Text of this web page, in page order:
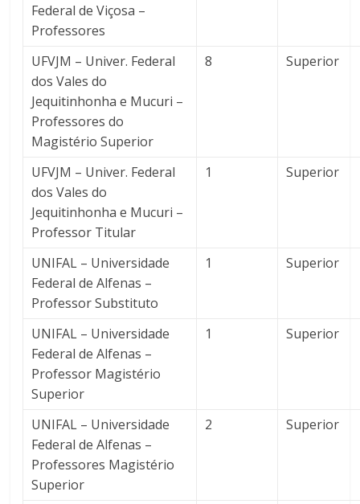
Federal de Viçosa –
Professores
UFVJM – Univer. Federal
dos Vales do
Jequitinhonha e Mucuri –
Professores do
Magistério Superior
8 Superior
UFVJM – Univer. Federal
dos Vales do
Jequitinhonha e Mucuri –
Professor Titular
1 Superior
UNIFAL – Universidade
Federal de Alfenas –
Professor Substituto
1 Superior
UNIFAL – Universidade
Federal de Alfenas –
Professor Magistério
Superior
1 Superior
UNIFAL – Universidade
Federal de Alfenas –
Professores Magistério
Superior
2 Superior